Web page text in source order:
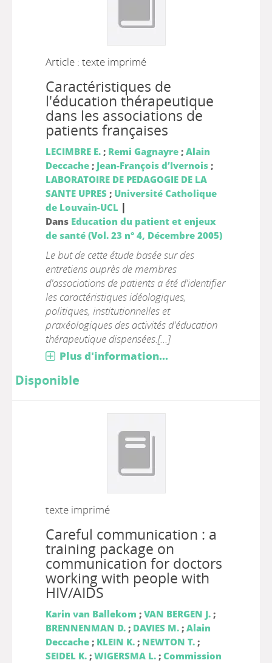
Article : texte imprimé
Caractéristiques de
l'éducation thérapeutique
dans les associations de
patients françaises
LECIMBRE E.; Remi Gagnayre; Alain
Deccache; Jean-François d’Ivernois;
LABORATOIRE DE PEDAGOGIE DE LA
SANTE UPRES ; Université Catholique
de Louvain-UCL |
Dans Education du patient et enjeux
de santé (Vol. 23 n° 4, Décembre 2005)
Le but de cette étude basée sur des
entretiens auprès de membres
d'associations de patients a été d'identifier
les caractéristiques idéologiques,
politiques, institutionnelles et
praxéologiques des activités d'éducation
thérapeutique dispensées.[...]
Plus d'information...
Disponible
texte imprimé
Careful communication : a
training package on
communication for doctors
working with people with
HIV/AIDS
Karin van Ballekom ; VAN BERGEN J.;
BRENNENMAN D.; DAVIES M.; Alain
Deccache; KLEIN K.; NEWTON T.;
SEIDEL K.; WIGERSMA L.; Commission